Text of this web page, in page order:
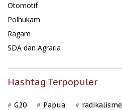
Otomotif
Polhukam
Ragam
SDA dan Agraria
Hashtag Terpopuler
G20 Papua radikalisme